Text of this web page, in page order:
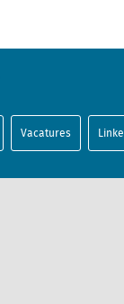
Vacatures